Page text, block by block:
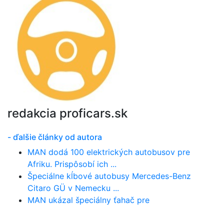
redakcia proficars.sk
- ďalšie články od autora
MAN dodá 100 elektrických autobusov pre
Afriku. Prispôsobí ich ...
Špeciálne kĺbové autobusy Mercedes-Benz
Citaro GÜ v Nemecku ...
MAN ukázal špeciálny ťahač pre